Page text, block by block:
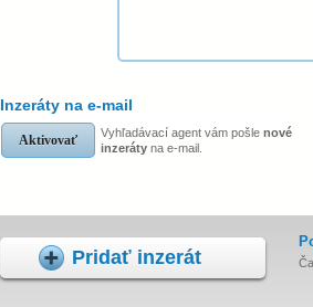
Inzeráty na e-mail
Aktivovať Vyhľadávací agent vám pošle nové
inzeráty na e-mail.
Pridať inzerát